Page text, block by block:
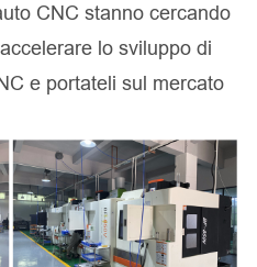
CNC stanno cercando
lo sviluppo di
e portateli sul mercato